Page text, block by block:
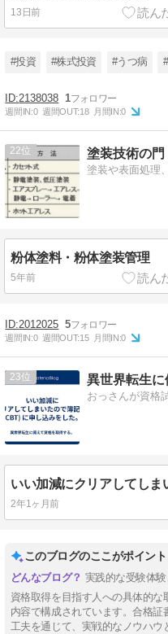
13日前
#投資 #株式投資 #うつ病
2138038 1
週間IN:0 週間OUT:18 月間IN:0
22 塗装技術の門
塗装や表面処理
粉体塗料・粉体塗装管理
5年前
2012025 5
週間IN:0 週間OUT:15 月間IN:0
23 異世界転生に
おっさんが資格
2年1ヶ月前
このブログのここがポイント
実践的な受験体
資格取得を目指す人への具体的
内容で構成されています。合格
工夫を通じて、実戦的なノウハウ